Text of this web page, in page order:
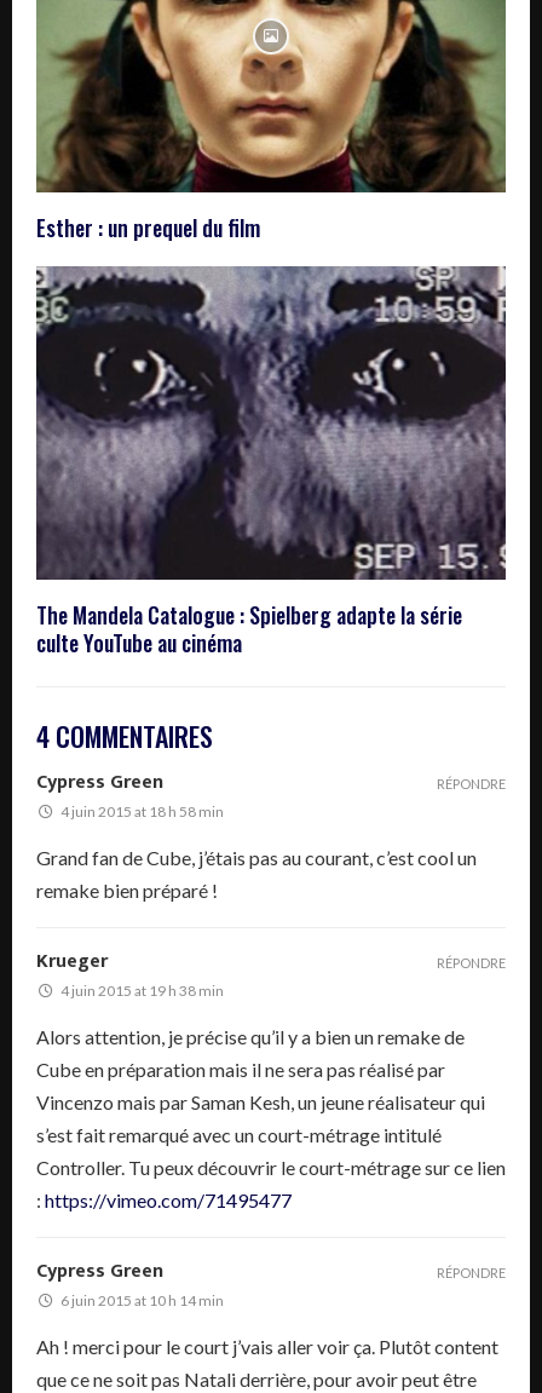
Esther : un prequel du film
The Mandela Catalogue : Spielberg adapte la série
culte YouTube au cinéma
4 COMMENTAIRES
Cypress Green
4 juin 2015 at 18 h 58 min
Grand fan de Cube, j’étais pas au courant, c’est cool un
remake bien préparé !
RÉPONDRE
Krueger
4 juin 2015 at 19 h 38 min
Alors attention, je précise qu’il y a bien un remake de
Cube en préparation mais il ne sera pas réalisé par
Vincenzo mais par Saman Kesh, un jeune réalisateur qui
s’est fait remarqué avec un court-métrage intitulé
Controller. Tu peux découvrir le court-métrage sur ce lien
: https://vimeo.com/71495477
RÉPONDRE
Cypress Green
6 juin 2015 at 10 h 14 min
Ah ! merci pour le court j’vais aller voir ça. Plutôt content
que ce ne soit pas Natali derrière, pour avoir peut être
RÉPONDRE